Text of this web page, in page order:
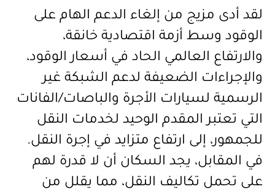
لقد أدى مزيج من إلغاء الدعم الهام على
الوقود وسط أزمة اقتصادية خانقة،
والارتفاع العالمي الحاد في أسعار الوقود،
والإجراءات الضعيفة لدعم الشبكة غير
الرسمية لسيارات الأجرة والباصات/الفانات
التي تعتبر المقدم الوحيد لخدمات النقل
للجمهور، إلى ارتفاع متزايد في إجرة النقل.
في المقابل، يجد السكان أن لا قدرة لهم
على تحمل تكاليف النقل، مما يقلل من